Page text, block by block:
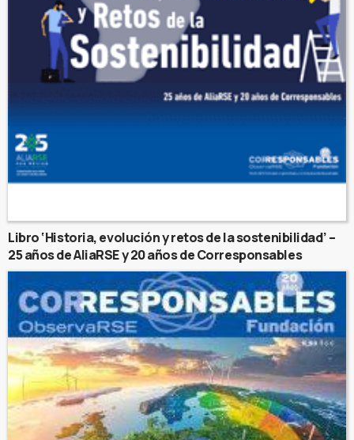
Libro ‘Historia, evolución y retos de la sostenibilidad’ –
25 años de AliaRSE y 20 años de Corresponsables